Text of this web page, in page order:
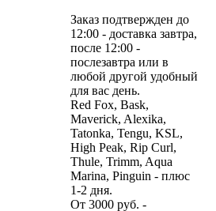
Заказ подтвержден до
12:00 - доставка завтра,
после 12:00 -
послезавтра или в
любой другой удобный
для вас день.
Red Fox, Bask,
Maverick, Alexika,
Tatonka, Tengu, KSL,
High Peak, Rip Curl,
Thule, Trimm, Aqua
Marina, Pinguin - плюс
1-2 дня.
От 3000 руб. -